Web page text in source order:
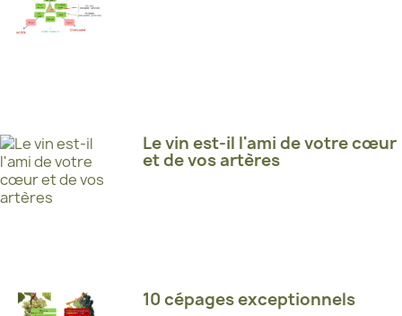
Le vin est-il l'ami de votre cœur
et de vos artères
10 cépages exceptionnels